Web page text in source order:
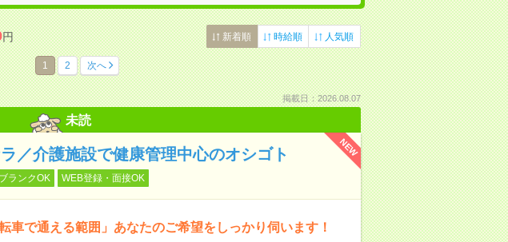
円 新着順 時給順 人気順
1 2 次へ
掲載日：2026.08.07
未読
NEW
／介護施設で健康管理中心のオシゴト
ブランクOK WEB登録・面接OK
車で通える範囲」あなたのご希望をしっかり伺います！